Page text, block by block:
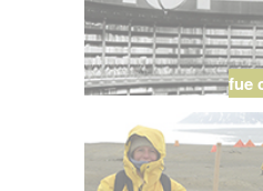
fue